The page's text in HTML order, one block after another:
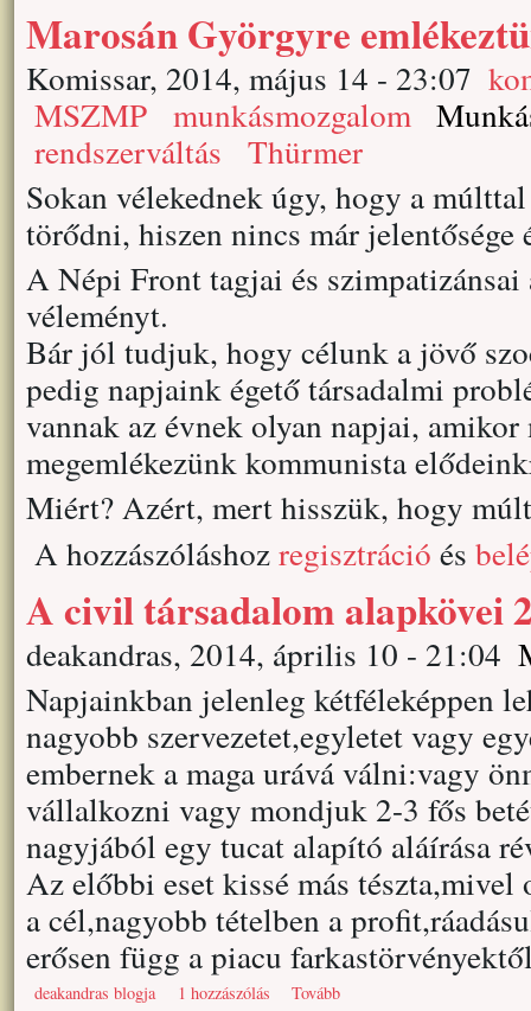
Marosán Györgyre
Komissar, 2014, május 14 - 23:07
MSZMP munkásmozgalom
rendszerváltás
Thürmer
Sokan vélekednek úgy, hogy a
törődni, hiszen nincs már jelentősége
A Népi Front tagjai és szimpatizánsai
véleményt.
Bár jól tudjuk, hogy célunk a jövő
pedig napjaink égető társadalmi
vannak az évnek olyan napjai,
megemlékezünk kommunista
Miért? Azért, mert hisszük, hogy
A hozzászóláshozregisztráció és
A civil társadalom alapkövei
deakandras, 2014, április 10 - 21:04
Napjainkban jelenleg kétféleképpen
nagyobb szervezetet,egyletet vagy
embernek a maga urává válni:vagy
vállalkozni vagy mondjuk 2-3 fős
nagyjából egy tucat alapító aláírása
Az előbbi eset kissé más tészta,mivel
a cél,nagyobb tételben a
erősen függ a piacu
deakandras blogja 1 hozzászólás Tovább